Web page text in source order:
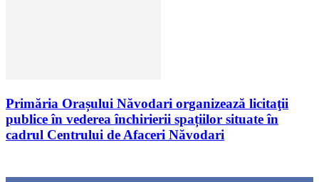
Primăria Orașului Năvodari organizează licitaţii
publice în vederea închirierii spațiilor situate în
cadrul Centrului de Afaceri Năvodari